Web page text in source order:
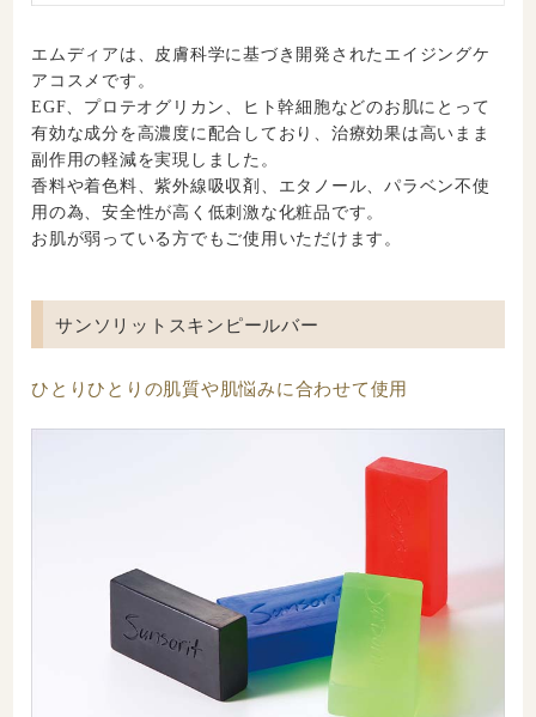
エムディアは、皮膚科学に基づき開発されたエイジングケ
アコスメです。
EGF、プロテオグリカン、ヒト幹細胞などのお肌にとって
有効な成分を高濃度に配合しており、治療効果は高いまま
副作用の軽減を実現しました。
香料や着色料、紫外線吸収剤、エタノール、パラベン不使
用の為、安全性が高く低刺激な化粧品です。
お肌が弱っている方でもご使用いただけます。
サンソリットスキンピールバー
ひとりひとりの肌質や肌悩みに合わせて使用